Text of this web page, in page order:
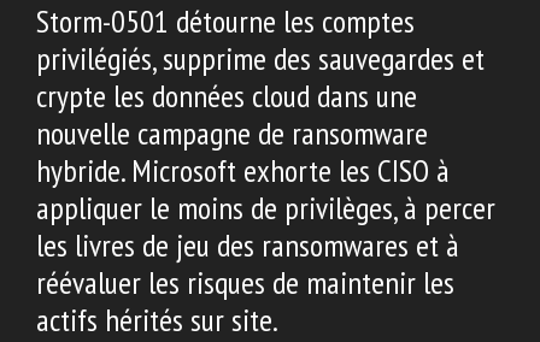
Storm-0501 détourne les comptes
privilégiés, supprime des sauvegardes et
crypte les données cloud dans une
nouvelle campagne de ransomware
hybride. Microsoft exhorte les CISO à
appliquer le moins de privilèges, à percer
les livres de jeu des ransomwares et à
réévaluer les risques de maintenir les
actifs hérités sur site.